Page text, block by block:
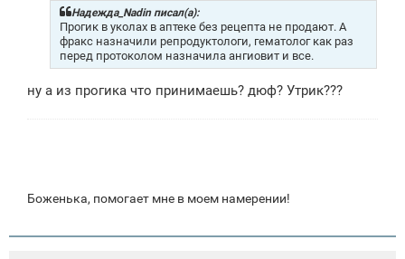
Надежда_Nadin писал(а):
Прогик в уколах в аптеке без рецепта не продают. А
фракс назначили репродуктологи, гематолог как раз
перед протоколом назначила ангиовит и все.
ну а из прогика что принимаешь? дюф? Утрик???
Боженька, помогает мне в моем намерении!